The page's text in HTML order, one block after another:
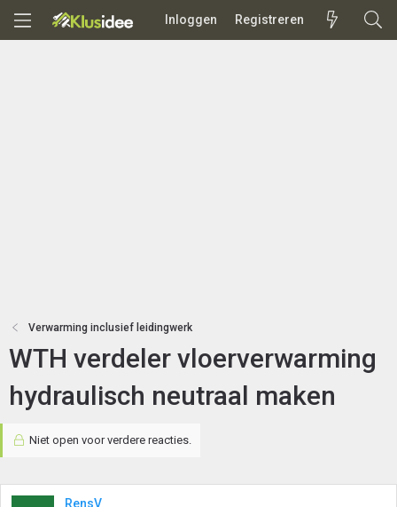
Inloggen Registreren
Verwarming inclusief leidingwerk
WTH verdeler vloerverwarming
hydraulisch neutraal maken
Niet open voor verdere reacties.
RensV